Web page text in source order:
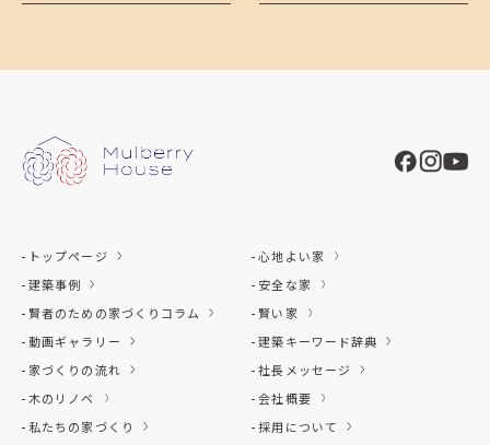
トップページ
建築事例
賢者のための家づくりコラム
動画ギャラリー
家づくりの流れ
木のリノベ
私たちの家づくり
心地よい家
安全な家
賢い家
建築キーワード辞典
社長メッセージ
会社概要
採用について